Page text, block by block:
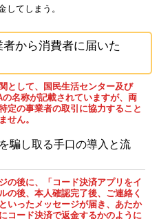
してしまう。
から消費者に届いた
として、国民生活センター及び
の名称が記載されていますが、両
定の事業者の取引に協力すること
せん。
騙し取る手口の導入と流
の後に、「コード決済アプリをイ
の後、本人確認完了後、ご連絡く
いったメッセージが届き、あたか
コード決済で返金するかのように